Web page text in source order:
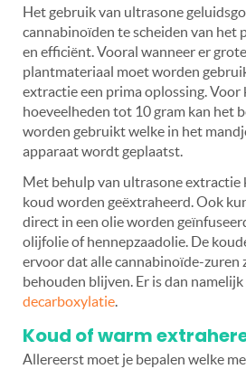
Het gebruik van ultrasone
cannabinoïden te scheiden van het
en efficiënt. Vooral wanneer er
plantmateriaal moet worden
extractie een prima oplossing. Voor
hoeveelheden tot 10 gram kan het
worden gebruikt welke in het
apparaat wordt geplaatst.
Met behulp van ultrasone extractie
koud worden geëxtraheerd. Ook
direct in een olie worden
olijfolie of hennepzaadolie. De
ervoor dat alle cannabinoïde-zuren
behouden blijven. Er is dan namelijk
decarboxylatie.
Koud of warm
Allereerst moet je bepalen welke